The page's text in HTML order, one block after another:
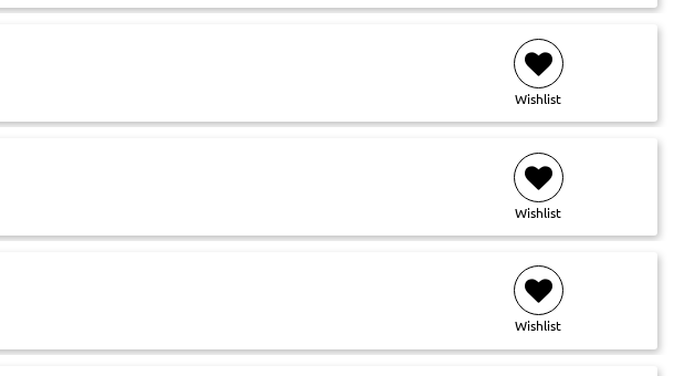
Wishlist
Wishlist
Wishlist